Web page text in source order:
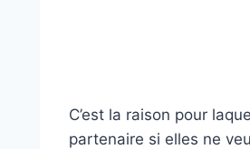
C’est la raison pour
partenaire si elles ne